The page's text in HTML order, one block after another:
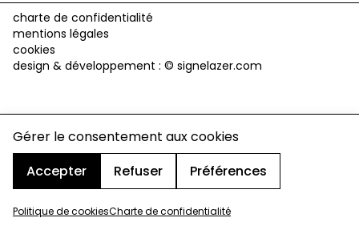
Gérer le consentement aux cookies
Accepter
Refuser Préférences
Politique de cookiesCharte de confidentialité
charte de confidentialité
mentions légales
cookies
design & développement : © signelazer.com